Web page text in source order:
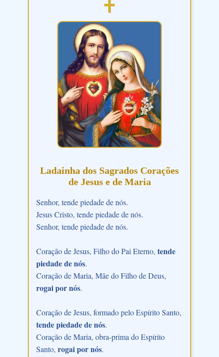
Ladainha dos Sagrados Corações
de Jesus e de Maria
Senhor, tende piedade de nós.
Jesus Cristo, tende piedade de nós.
Senhor, tende piedade de nós.
Coração de Jesus, Filho do Pai Eterno, tende
piedade de nós.
Coração de Maria, Mãe do Filho de Deus,
rogai por nós.
Coração de Jesus, formado pelo Espírito Santo,
tende piedade de nós.
Coração de Maria, obra-prima do Espírito
Santo, rogai por nós.